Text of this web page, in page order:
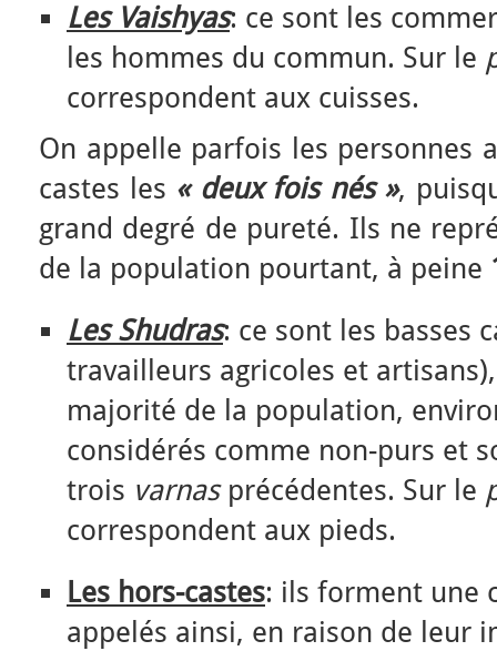
Les Vaishyas: ce sont les
les hommes du commun. Sur le
correspondent aux cuisses.
On appelle parfois les personnes
castes les « deux fois nés »,
grand degré de pureté. Ils ne
de la population pourtant, à peine
Les Shudras: ce sont les basses
travailleurs agricoles et
majorité de la population,
considérés comme non-purs et
trois varnasprécédentes. Sur le
correspondent aux pieds.
Les hors-castes: ils forment une
appelés ainsi, en raison de leur